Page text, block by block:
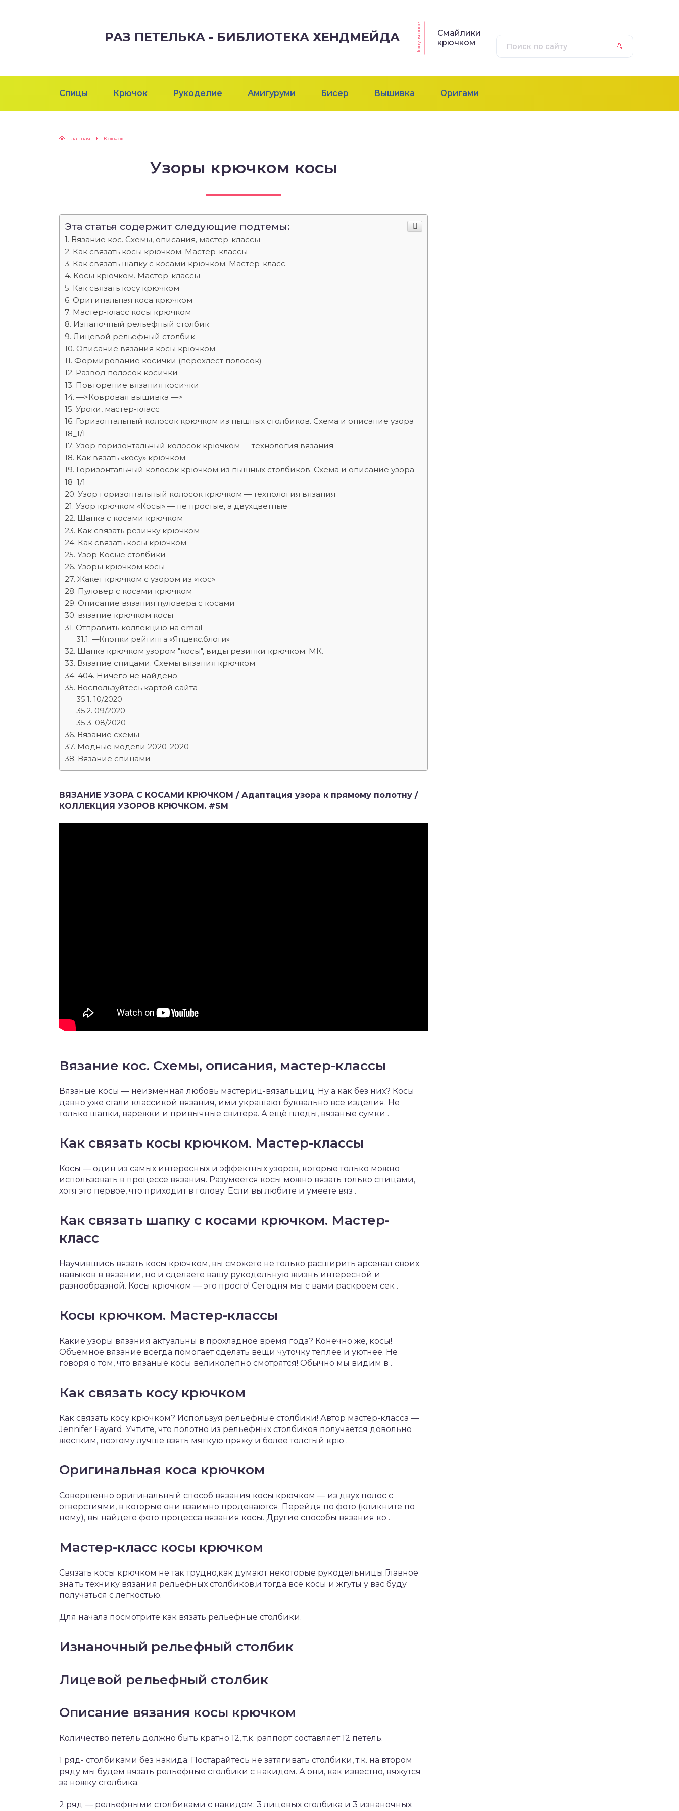
РАЗ ПЕТЕЛЬКА - БИБЛИОТЕКА ХЕНДМЕЙДА Популярное
Смайлики
крючком
Спицы Крючок Рукоделие Амигуруми Бисер Вышивка Оригами
Главная Крючок
Узоры крючком косы
Эта статья содержит следующие подтемы:
Вязание кос. Схемы, описания, мастер-классы
Как связать косы крючком. Мастер-классы
Как связать шапку с косами крючком. Мастер-класс
Косы крючком. Мастер-классы
Как связать косу крючком
Оригинальная коса крючком
Мастер-класс косы крючком
Изнаночный рельефный столбик
Лицевой рельефный столбик
Описание вязания косы крючком
Формирование косички (перехлест полосок)
Развод полосок косички
Повторение вязания косички
—>Ковровая вышивка —>
Уроки, мастер-класс
Горизонтальный колосок крючком из пышных столбиков. Схема и описание узора
18_1/1
Узор горизонтальный колосок крючком — технология вязания
Как вязать «косу» крючком
Горизонтальный колосок крючком из пышных столбиков. Схема и описание узора
18_1/1
Узор горизонтальный колосок крючком — технология вязания
Узор крючком «Косы» — не простые, а двухцветные
Шапка с косами крючком
Как связать резинку крючком
Как связать косы крючком
Узор Косые столбики
Узоры крючком косы
Жакет крючком с узором из «кос»
Пуловер с косами крючком
Описание вязания пуловера с косами
вязание крючком косы
Отправить коллекцию на email
—Кнопки рейтинга «Яндекс.блоги»
Шапка крючком узором "косы", виды резинки крючком. МК.
Вязание спицами. Схемы вязания крючком
404. Ничего не найдено.
Воспользуйтесь картой сайта
10/2020
09/2020
08/2020
Вязание схемы
Модные модели 2020-2020
Вязание спицами
ВЯЗАНИЕ УЗОРА С КОСАМИ КРЮЧКОМ / Адаптация узора к прямому полотну /
КОЛЛЕКЦИЯ УЗОРОВ КРЮЧКОМ. #SM
Вязание кос. Схемы, описания, мастер-классы
Вязаные косы — неизменная любовь мастериц-вязальщиц. Ну а как без них? Косы
давно уже стали классикой вязания, ими украшают буквально все изделия. Не
только шапки, варежки и привычные свитера. А ещё пледы, вязаные сумки .
Как связать косы крючком. Мастер-классы
Косы — один из самых интересных и эффектных узоров, которые только можно
использовать в процессе вязания. Разумеется косы можно вязать только спицами,
хотя это первое, что приходит в голову. Если вы любите и умеете вяз .
Как связать шапку с косами крючком. Мастер-
класс
Научившись вязать косы крючком, вы сможете не только расширить арсенал своих
навыков в вязании, но и сделаете вашу рукодельную жизнь интересной и
разнообразной. Косы крючком — это просто! Сегодня мы с вами раскроем сек .
Косы крючком. Мастер-классы
Какие узоры вязания актуальны в прохладное время года? Конечно же, косы!
Объёмное вязание всегда помогает сделать вещи чуточку теплее и уютнее. Не
говоря о том, что вязаные косы великолепно смотрятся! Обычно мы видим в .
Как связать косу крючком
Как связать косу крючком? Используя рельефные столбики! Автор мастер-класса —
Jennifer Fayard. Учтите, что полотно из рельефных столбиков получается довольно
жестким, поэтому лучше взять мягкую пряжу и более толстый крю .
Оригинальная коса крючком
Совершенно оригинальный способ вязания косы крючком — из двух полос с
отверстиями, в которые они взаимно продеваются. Перейдя по фото (кликните по
нему), вы найдете фото процесса вязания косы. Другие способы вязания ко .
Мастер-класс косы крючком
Связать косы крючком не так трудно,как думают некоторые рукодельницы.Главное
зна ть технику вязания рельефных столбиков,и тогда все косы и жгуты у вас буду
получаться с легкостью.
Для начала посмотрите как вязать рельефные столбики.
Изнаночный рельефный столбик
Лицевой рельефный столбик
Описание вязания косы крючком
Количество петель должно быть кратно 12, т.к. раппорт составляет 12 петель.
1 ряд- столбиками без накида. Постарайтесь не затягивать столбики, т.к. на втором
ряду мы будем вязать рельефные столбики с накидом. А они, как известно, вяжутся
за ножку столбика.
2 ряд — рельефными столбиками с накидом: 3 лицевых столбика и 3 изнаночных